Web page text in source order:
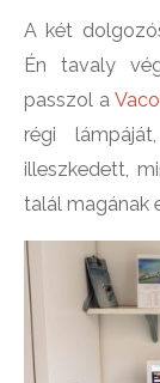
A két
Én tavaly
passzol a
régi
illeszkedett,
talál magának